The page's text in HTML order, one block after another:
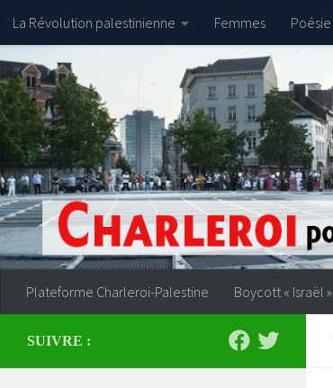
Skip to content
La Révolution palestinienne Femmes Poésie
Plateforme Charleroi-Palestine Boycott « Israël »
SUIVRE :